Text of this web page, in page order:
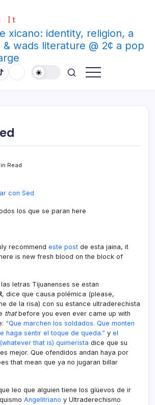
It
xicano: identity, religion, a
wads literature @ 2¢ a pop
Read
con Sed
los que se paran here
recommend este post de esta jaina, it
is new fresh blood on the block of
letras Tijuanenses se estan
, dice que causa polémica (please,
de la risa) con su estance ultraderechista
thatbefore you even ever came up with
“Que marchen los soldados. Que monten
haga sentir el toque de queda.” y el
that is) quimerista dice que su
mejor. Que ofendidos andan haya por
that mean que ya no jugaran billar
leo que alguien tiene los gíüevos de ir
Angelitriano y Ultraderechismo